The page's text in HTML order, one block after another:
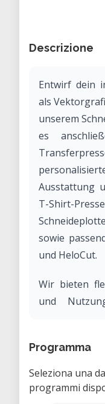
Descrizione
Entwirf dein
als
unserem
es
Ausstattung
T-Shirt-
sowie
und HeloCut.
Wir bieten
und
oder
unterstützen
Programma
Seleziona una
programmi